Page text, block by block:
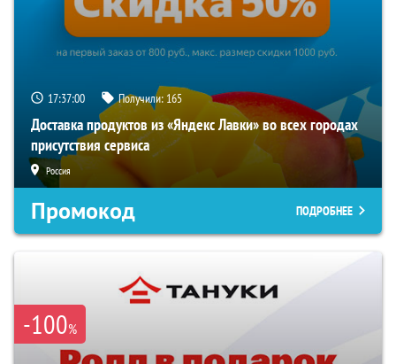
17:37:00 Получили: 165
Доставка продуктов из «Яндекс Лавки» во всех городах
присутствия сервиса
Россия
Промокод ПОДРОБНЕЕ
-100%